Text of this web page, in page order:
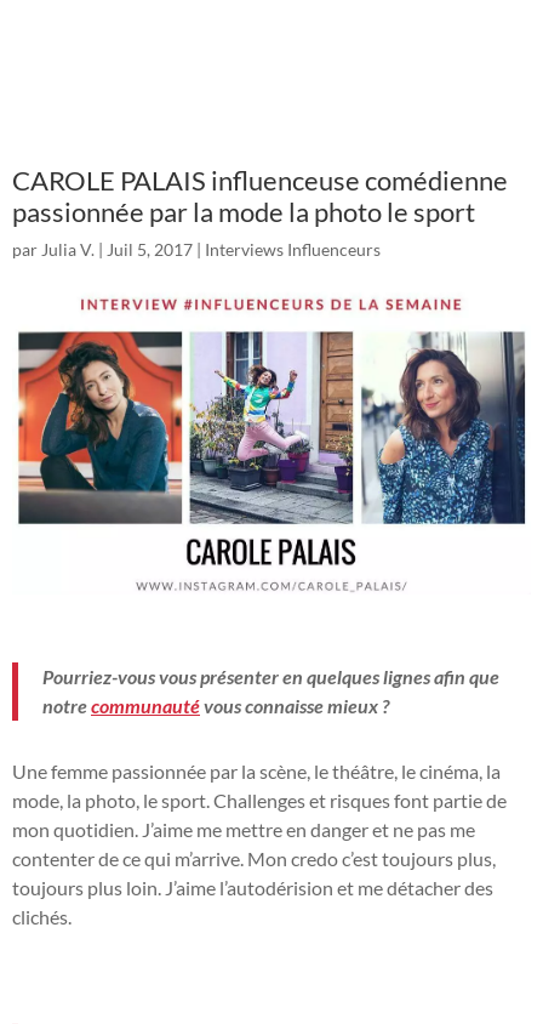
CAROLE PALAIS influenceuse comédienne
passionnée par la mode la photo le sport
par Julia V. | Juil 5, 2017 | Interviews Influenceurs
Pourriez-vous vous présenter en quelques lignes afin que
notrecommunautévous connaisse mieux ?
Une femme passionnée par la scène, le théâtre, le cinéma, la
mode, la photo, le sport. Challenges et risques font partie de
mon quotidien. J’aime me mettre en danger et ne pas me
contenter de ce qui m’arrive. Mon credo c’est toujours plus,
toujours plus loin. J’aime l’autodérision et me détacher des
clichés.